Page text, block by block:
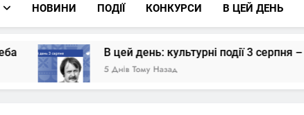
НОВИНИ ПОДІЇ КОНКУРСИ В ЦЕЙ ДЕНЬ
культурні події 3 серпня – що сталось